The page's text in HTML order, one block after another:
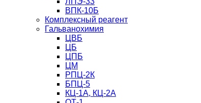
ВПК-10Б
Комплексный реагент
Гальванохимия
ЦВБ
ЦБ
ЦПБ
ЦМ
РПЦ-2К
БПЦ-5
КЦ-1А, КЦ-2А